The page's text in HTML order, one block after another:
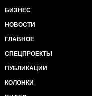
БИЗНЕС
НОВОСТИ
ГЛАВНОЕ
СПЕЦПРОЕКТЫ
ПУБЛИКАЦИИ
КОЛОНКИ